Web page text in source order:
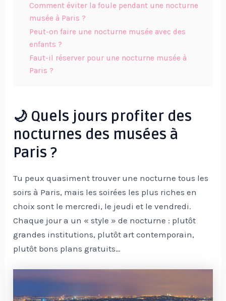
Comment éviter la foule pendant une nocturne
musée à Paris ?
Peut-on faire une nocturne musée avec des
enfants ?
Faut-il réserver pour une nocturne musée à
Paris ?
🌙 Quels jours profiter des
nocturnes des musées à
Paris ?
Tu peux quasiment trouver une nocturne tous les
soirs à Paris, mais les soirées les plus riches en
choix sont le mercredi, le jeudi et le vendredi.
Chaque jour a un « style » de nocturne : plutôt
grandes institutions, plutôt art contemporain,
plutôt bons plans gratuits…